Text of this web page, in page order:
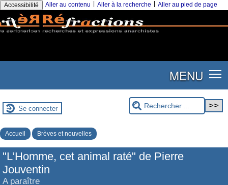
Accessibilité Aller au contenu Aller à la recherche Aller au pied de page
MENU
Se connecter
Accueil Brèves et nouvelles
"L’Homme, cet animal raté" de Pierre
Jouventin
A paraître